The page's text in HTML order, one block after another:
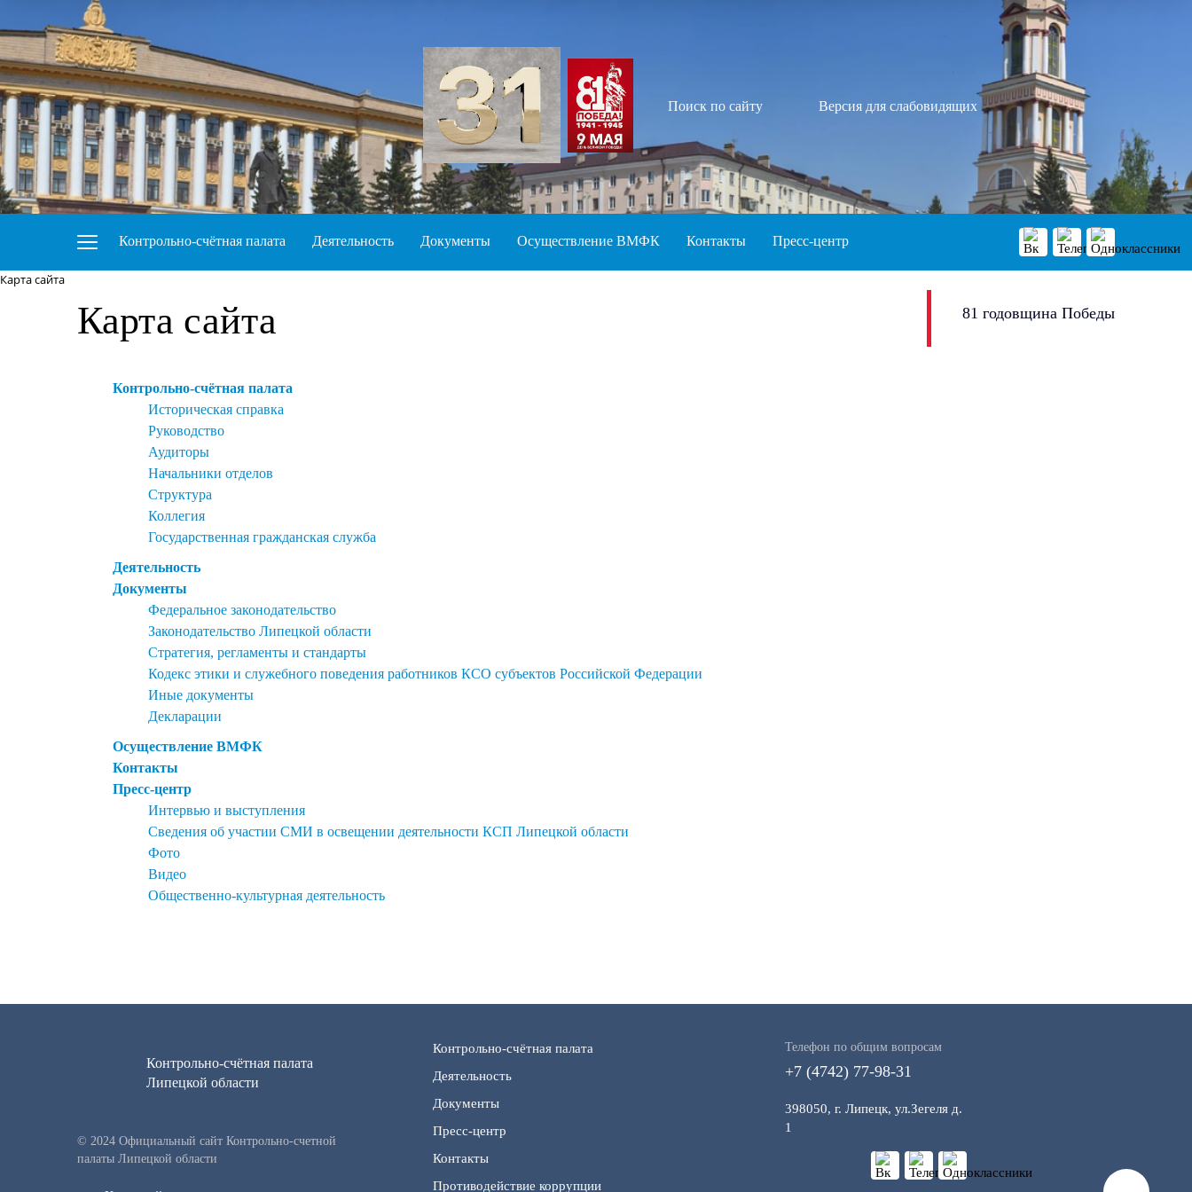
Поиск по сайту Версия для слабовидящих
Контрольно-счётная палата Деятельность Документы Осуществление ВМФК Контакты Пресс-центр
Карта сайта
81 годовщина Победы
Карта сайта
Контрольно-счётная палата
Историческая справка
Руководство
Аудиторы
Начальники отделов
Структура
Коллегия
Государственная гражданская служба
Деятельность
Документы
Федеральное законодательство
Законодательство Липецкой области
Стратегия, регламенты и стандарты
Кодекс этики и служебного поведения работников КСО субъектов Российской Федерации
Иные документы
Декларации
Осуществление ВМФК
Контакты
Пресс-центр
Интервью и выступления
Сведения об участии СМИ в освещении деятельности КСП Липецкой области
Фото
Видео
Общественно-культурная деятельность
Контрольно-счётная палата
Липецкой области
© 2024 Официальный сайт Контрольно-счетной
палаты Липецкой области
Контрольно-счётная палата
Деятельность
Документы
Пресс-центр
Контакты
Противодействие коррупции
Телефон по общим вопросам
+7 (4742) 77-98-31
398050, г. Липецк, ул.Зегеля д.
1